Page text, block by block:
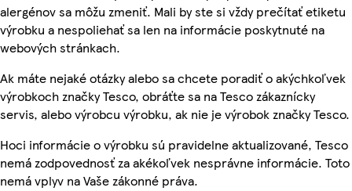
alergénov sa môžu zmeniť. Mali by ste si vždy prečítať etiketu
výrobku a nespoliehať sa len na informácie poskytnuté na
webových stránkach.
Ak máte nejaké otázky alebo sa chcete poradiť o akýchkoľvek
výrobkoch značky Tesco, obráťte sa na Tesco zákaznícky
servis, alebo výrobcu výrobku, ak nie je výrobok značky Tesco.
Hoci informácie o výrobku sú pravidelne aktualizované, Tesco
nemá zodpovednosť za akékoľvek nesprávne informácie. Toto
nemá vplyv na Vaše zákonné práva.